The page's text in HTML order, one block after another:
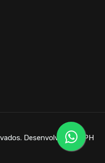
Desenvolvido por
PH